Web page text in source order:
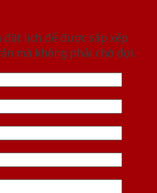
lịch để được sắp xếp
mà không phải chờ đợi.